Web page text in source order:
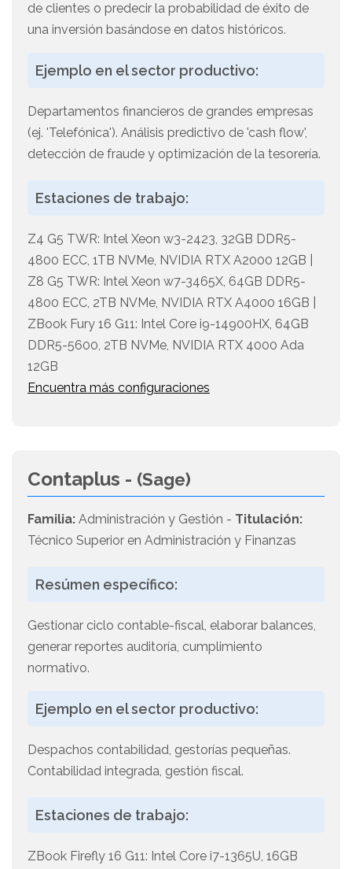
de clientes o predecir la probabilidad de éxito de
una inversión basándose en datos históricos.
Ejemplo en el sector productivo:
Departamentos financieros de grandes empresas
(ej. 'Telefónica'). Análisis predictivo de 'cash flow',
detección de fraude y optimización de la tesorería.
Estaciones de trabajo:
Z4 G5 TWR: Intel Xeon w3-2423, 32GB DDR5-
4800 ECC, 1TB NVMe, NVIDIA RTX A2000 12GB |
Z8 G5 TWR: Intel Xeon w7-3465X, 64GB DDR5-
4800 ECC, 2TB NVMe, NVIDIA RTX A4000 16GB |
ZBook Fury 16 G11: Intel Core i9-14900HX, 64GB
DDR5-5600, 2TB NVMe, NVIDIA RTX 4000 Ada
12GB
Encuentra más configuraciones
Contaplus - (Sage)
Familia: Administración y Gestión - Titulación:
Técnico Superior en Administración y Finanzas
Resúmen específico:
Gestionar ciclo contable-fiscal, elaborar balances,
generar reportes auditoría, cumplimiento
normativo.
Ejemplo en el sector productivo:
Despachos contabilidad, gestorías pequeñas.
Contabilidad integrada, gestión fiscal.
Estaciones de trabajo:
ZBook Firefly 16 G11: Intel Core i7-1365U, 16GB